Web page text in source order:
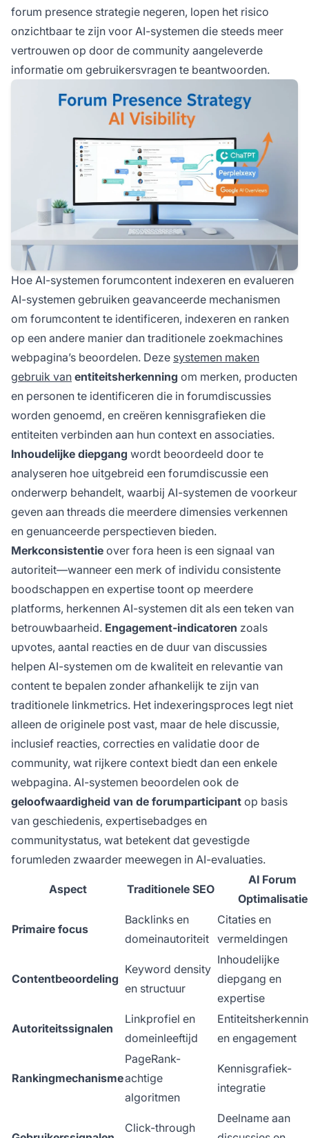
forum presence strategie negeren, lopen het risico
onzichtbaar te zijn voor AI-systemen die steeds meer
vertrouwen op door de community aangeleverde
informatie om gebruikersvragen te beantwoorden.
Hoe AI-systemen forumcontent indexeren en evalueren
AI-systemen gebruiken geavanceerde mechanismen
om forumcontent te identificeren, indexeren en ranken
op een andere manier dan traditionele zoekmachines
webpagina’s beoordelen. Deze systemen maken
gebruik van entiteitsherkenning om merken, producten
en personen te identificeren die in forumdiscussies
worden genoemd, en creëren kennisgrafieken die
entiteiten verbinden aan hun context en associaties.
Inhoudelijke diepgang wordt beoordeeld door te
analyseren hoe uitgebreid een forumdiscussie een
onderwerp behandelt, waarbij AI-systemen de voorkeur
geven aan threads die meerdere dimensies verkennen
en genuanceerde perspectieven bieden.
Merkconsistentie over fora heen is een signaal van
autoriteit—wanneer een merk of individu consistente
boodschappen en expertise toont op meerdere
platforms, herkennen AI-systemen dit als een teken van
betrouwbaarheid. Engagement-indicatoren zoals
upvotes, aantal reacties en de duur van discussies
helpen AI-systemen om de kwaliteit en relevantie van
content te bepalen zonder afhankelijk te zijn van
traditionele linkmetrics. Het indexeringsproces legt niet
alleen de originele post vast, maar de hele discussie,
inclusief reacties, correcties en validatie door de
community, wat rijkere context biedt dan een enkele
webpagina. AI-systemen beoordelen ook de
geloofwaardigheid van de forumparticipant op basis
van geschiedenis, expertisebadges en
communitystatus, wat betekent dat gevestigde
forumleden zwaarder meewegen in AI-evaluaties.
Aspect Traditionele SEO
AI Forum
Optimalisatie
Primaire focus
Backlinks en
domeinautoriteit
Citaties en
vermeldingen
Contentbeoordeling
Keyword density
en structuur
Inhoudelijke
diepgang en
expertise
Autoriteitssignalen
Linkprofiel en
domeinleeftijd
en engagement
Rankingmechanisme
PageRank-
achtige
algoritmen
Kennisgrafiek-
integratie
Click-through
Deelname aan